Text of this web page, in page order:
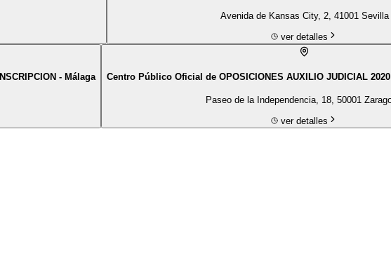
Avenida de Kansas City, 2, 41001 Sevilla
ver detalles
- Málaga Centro Público Oficial de OPOSICIONES AUXILIO JUDICIAL
Paseo de la Independencia, 18, 50001
ver detalles